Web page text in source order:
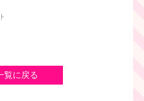
覧に戻る